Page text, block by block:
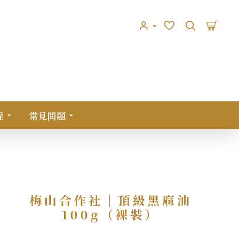
常見問題
梅山合作社｜頂級黑麻油
100g（裸裝）